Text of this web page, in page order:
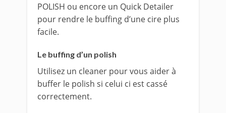
POLISH ou encore un Quick Detailer
pour rendre le buffing d’une cire plus
facile.
Le buffing d’un polish
Utilisez un cleaner pour vous aider à
buffer le polish si celui ci est cassé
correctement.